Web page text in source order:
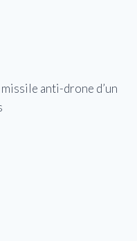
missile anti-drone d’un